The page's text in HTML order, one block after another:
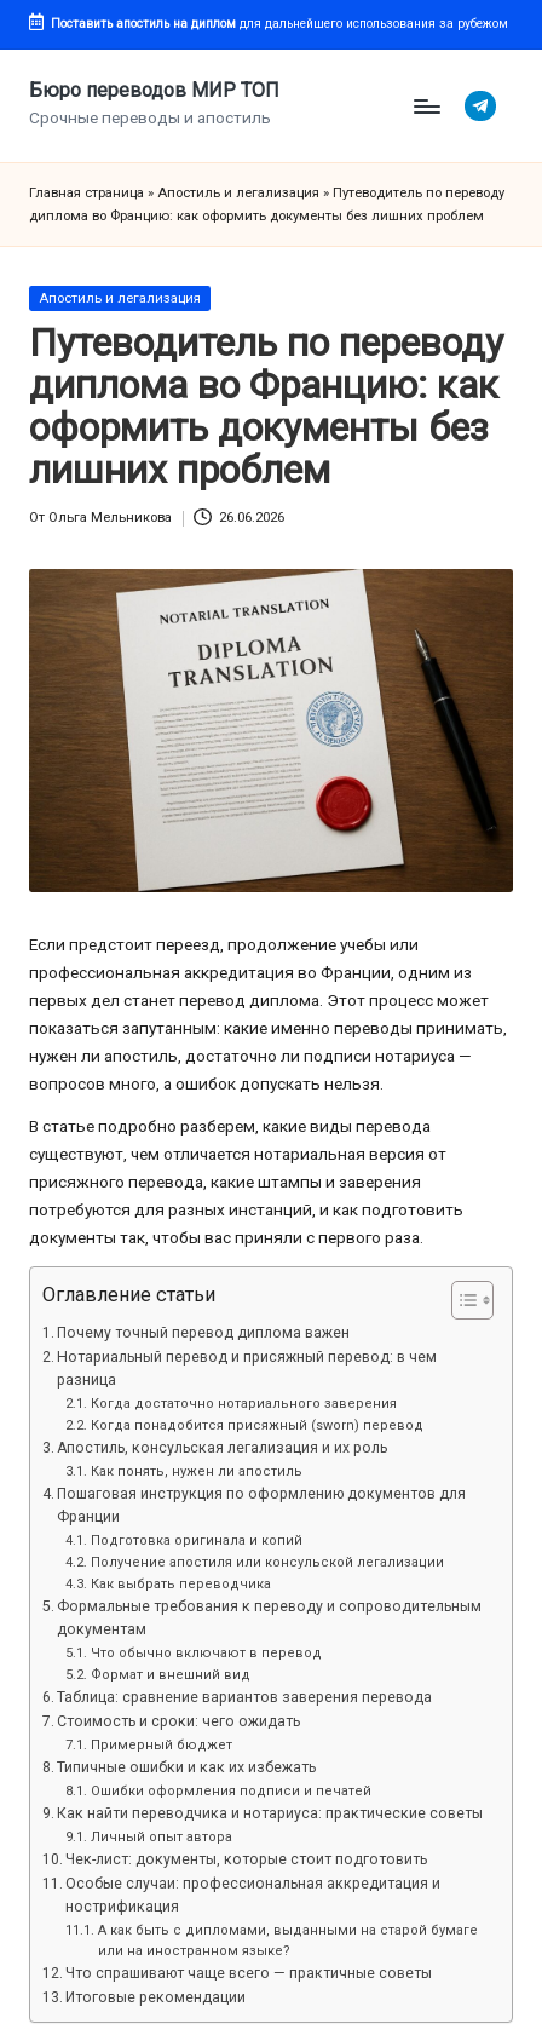
Перейти
содержимому
Поставить апостиль на дипломдля дальнейшего использования за рубежом
Бюро переводов МИР ТОП
Срочные переводы и апостиль
Telegram
Главная страница » Апостиль и легализация » Путеводитель по переводу
диплома во Францию: как оформить документы без лишних проблем
Опубликовано
Апостиль и легализация
Путеводитель по переводу
диплома во Францию: как
оформить документы без
лишних проблем
От Ольга Мельникова 26.06.2026
Если предстоит переезд, продолжение учебы или
профессиональная аккредитация во Франции, одним из
первых дел станет перевод диплома. Этот процесс может
показаться запутанным: какие именно переводы принимать,
нужен ли апостиль, достаточно ли подписи нотариуса —
вопросов много, а ошибок допускать нельзя.
В статье подробно разберем, какие виды перевода
существуют, чем отличается нотариальная версия от
присяжного перевода, какие штампы и заверения
потребуются для разных инстанций, и как подготовить
документы так, чтобы вас приняли с первого раза.
Оглавление статьи
Почему точный перевод диплома важен
Нотариальный перевод и присяжный перевод: в чем
разница
Когда достаточно нотариального заверения
Когда понадобится присяжный (sworn) перевод
Апостиль, консульская легализация и их роль
Как понять, нужен ли апостиль
Пошаговая инструкция по оформлению документов для
Франции
Подготовка оригинала и копий
Получение апостиля или консульской легализации
Как выбрать переводчика
Формальные требования к переводу и сопроводительным
документам
Что обычно включают в перевод
Формат и внешний вид
Таблица: сравнение вариантов заверения перевода
Стоимость и сроки: чего ожидать
Примерный бюджет
Типичные ошибки и как их избежать
Ошибки оформления подписи и печатей
Как найти переводчика и нотариуса: практические советы
Личный опыт автора
Чек-лист: документы, которые стоит подготовить
Особые случаи: профессиональная аккредитация и
нострификация
А как быть с дипломами, выданными на старой бумаге
или на иностранном языке?
Что спрашивают чаще всего — практичные советы
Итоговые рекомендации